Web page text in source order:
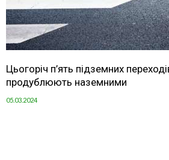
Цьогоріч п’ять підземних
продублюють наземними
05.03.2024